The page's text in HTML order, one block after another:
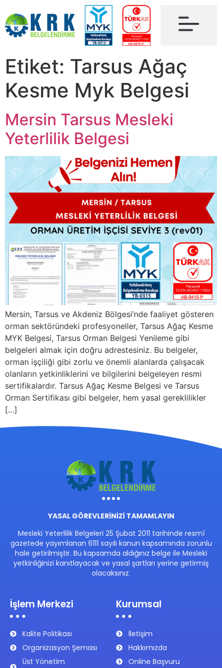
Etiket: Tarsus Ağaç
Kesme Myk Belgesi
Mersin Tarsus Mesleki
Yeterlilik Belgesi
Mersin, Tarsus ve Akdeniz Bölgesi’nde faaliyet gösteren
orman sektöründeki profesyoneller, Tarsus Ağaç Kesme
MYK Belgesi, Tarsus Orman Belgesi Yenileme gibi
belgeleri almak için doğru adrestesiniz. Bu belgeler,
orman işçiliği gibi zorlu ve önemli alanlarda çalışacak
olanların yetkinliklerini ve bilgilerini belgeleyen resmi
sertifikalardır. Tarsus Ağaç Kesme Belgesi ve Tarsus
Orman Sertifikası gibi belgeler, hem yasal gereklilikler
[…]
YASAL GÖREVLERİNİZİ TAMAMLAYIN
Mesleki Yeterlilik Belgeleri 25 Şubat 2011 tarihinde resmî
gazetede yayımlanan 6111 sayılı kanun kapsamında zorunlu
hale getirilmiştir. Bu kapsamda aldığınız belge ile Mesleki
yetkinliğinizi kanıtlayacak ve yasal şartları yerine getirmiş
olacaksınız.
İşlem Merkezi
Kalite Politikası
Organizasyon Şeması
Üst Yönetim
Kurumsal
İletişim
Hakkımızda
Online Başvuru